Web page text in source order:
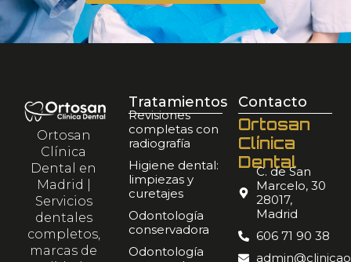
Ortosan
Clínica
Dental en
Madrid |
Servicios
dentales
completos,
marcas de
Tratamientos
Revisiones
completas con
radiografía
Higiene dental:
limpiezas y
curetajes
Odontología
conservadora
Odontología
Contacto
Ortosan
Clínica
Dental
C. de San
Marcelo, 30
28017,
Madrid
606 71 90 38